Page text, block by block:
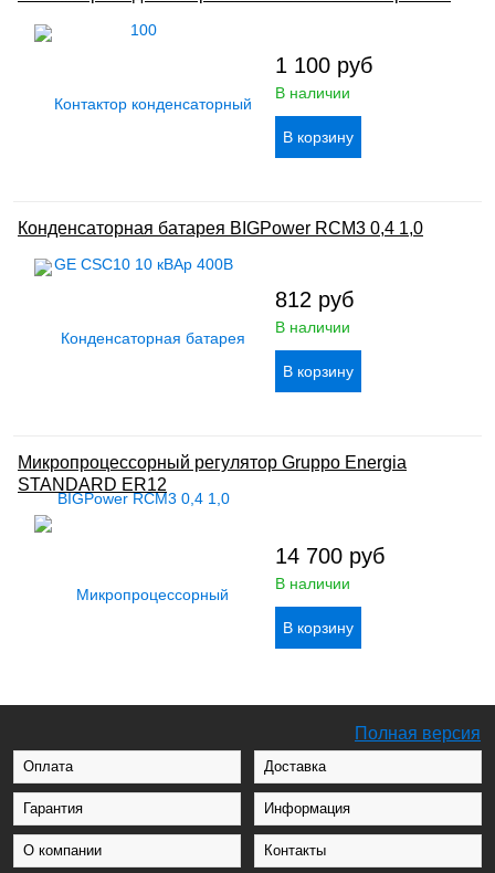
1 100 руб
В наличии
Конденсаторная батарея BIGPower RCM3 0,4 1,0
812 руб
В наличии
Микропроцессорный регулятор Gruppo Energia
STANDARD ER12
14 700 руб
В наличии
Полная версия
Оплата Доставка
Гарантия Информация
О компании Контакты